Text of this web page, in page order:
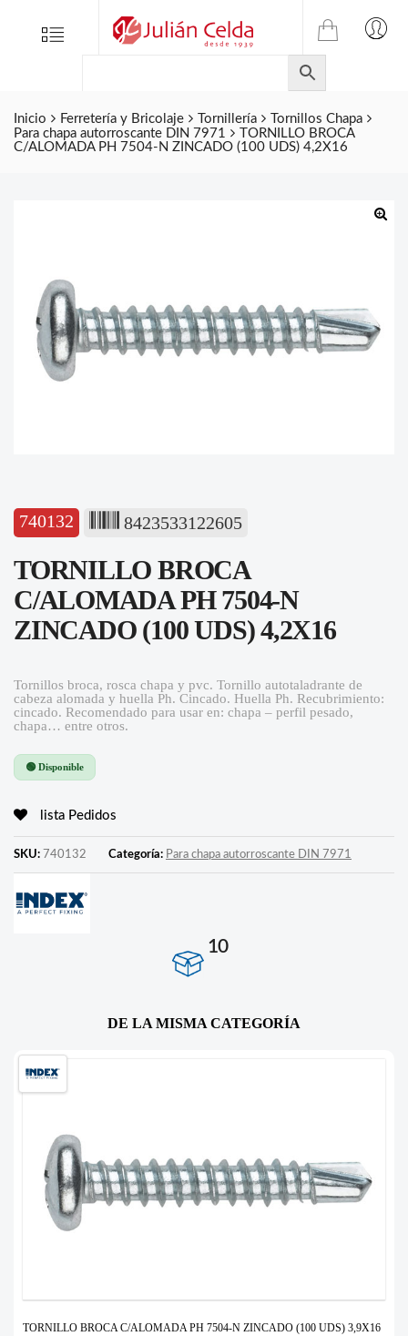
Menu
TIENDA
ONLINE
DE
JULIAN
CELDA
S.L.
Inicio Ferretería y Bricolaje Tornillería
Tornillos Chapa
Para chapa autorroscante DIN 7971
TORNILLO BROCA
C/ALOMADA PH 7504-N ZINCADO (100 UDS) 4,2X16
740132 8423533122605
TORNILLO BROCA
C/ALOMADA PH 7504-N
ZINCADO (100 UDS) 4,2X16
Tornillos broca, rosca chapa y pvc. Tornillo autotaladrante de
cabeza alomada y huella Ph. Cincado. Huella Ph. Recubrimiento:
cincado. Recomendado para usar en: chapa – perfil pesado,
chapa… entre otros.
🟢 Disponible
lista Pedidos
SKU: 740132 Categoría: Para chapa autorroscante DIN 7971
10
DE LA MISMA CATEGORÍA
TORNILLO BROCA C/ALOMADA PH 7504-N ZINCADO (100 UDS) 3,9X16
Folletos
Contacto